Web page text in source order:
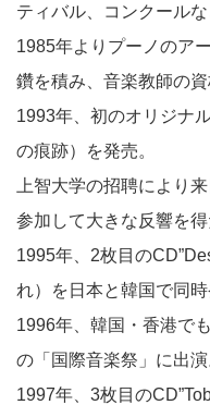
ティバル、コンクール
1985年よりプーノのア
鑽を積み、音楽教師の資
1993年、初のオリジナ
の痕跡）を発売。
上智大学の招聘により
参加して大きな反響を得
1995年、2枚目の
れ）を日本と韓国で同時
1996年、韓国・香港で
の「国際音楽祭」に出演
1997年、3枚目の